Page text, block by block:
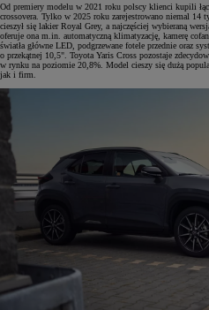
Od premiery modelu w 2021 roku polscy klienci kupili
crossovera. Tylko w 2025 roku zarejestrowano niemal 14
cieszył się lakier Royal Grey, a najczęściej wybieraną
oferuje ona m.in. automatyczną klimatyzację, kamerę
światła główne LED, podgrzewane fotele przednie oraz
o przekątnej 10,5". Toyota Yaris Cross pozostaje
w rynku na poziomie 20,8%. Model cieszy się dużą
jak i firm.